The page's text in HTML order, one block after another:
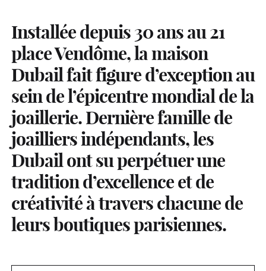
Installée depuis 30 ans au 21
place Vendôme, la maison
Dubail fait figure d’exception au
sein de l’épicentre mondial de la
joaillerie. Dernière famille de
joailliers indépendants, les
Dubail ont su perpétuer une
tradition d’excellence et de
créativité à travers chacune de
leurs boutiques parisiennes.